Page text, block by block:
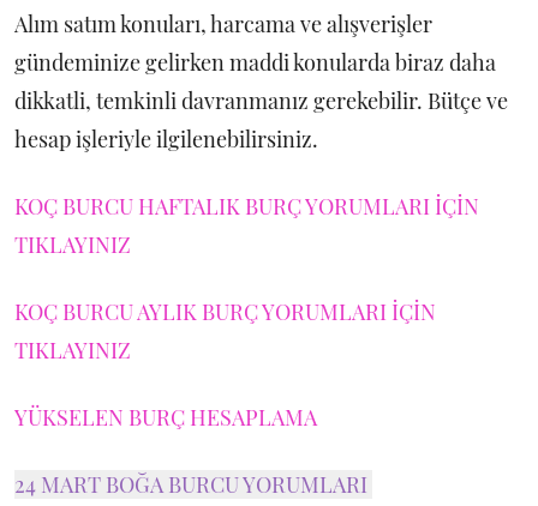
Alım satım konuları, harcama ve alışverişler
gündeminize gelirken maddi konularda biraz daha
dikkatli, temkinli davranmanız gerekebilir. Bütçe ve
hesap işleriyle ilgilenebilirsiniz.
KOÇ BURCU HAFTALIK BURÇ YORUMLARI İÇİN
TIKLAYINIZ
KOÇ BURCU AYLIK BURÇ YORUMLARI İÇİN
TIKLAYINIZ
YÜKSELEN BURÇ HESAPLAMA
24 MART BOĞA BURCU YORUMLARI